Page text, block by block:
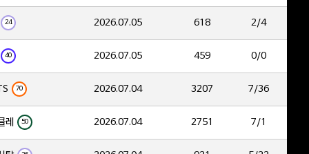
24 2026.07.05 618 2/4
40 2026.07.05 459 0/0
70 2026.07.04 3207 7/36
레 50 2026.07.04 2751 7/1